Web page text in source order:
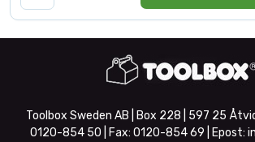
Toolbox Sweden AB | Box 228 | 597 25
0120-854 50 | Fax: 0120-854 69 | Epost: